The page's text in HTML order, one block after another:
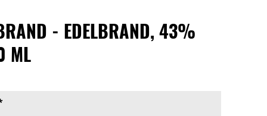
- EDELBRAND, 43%
ML